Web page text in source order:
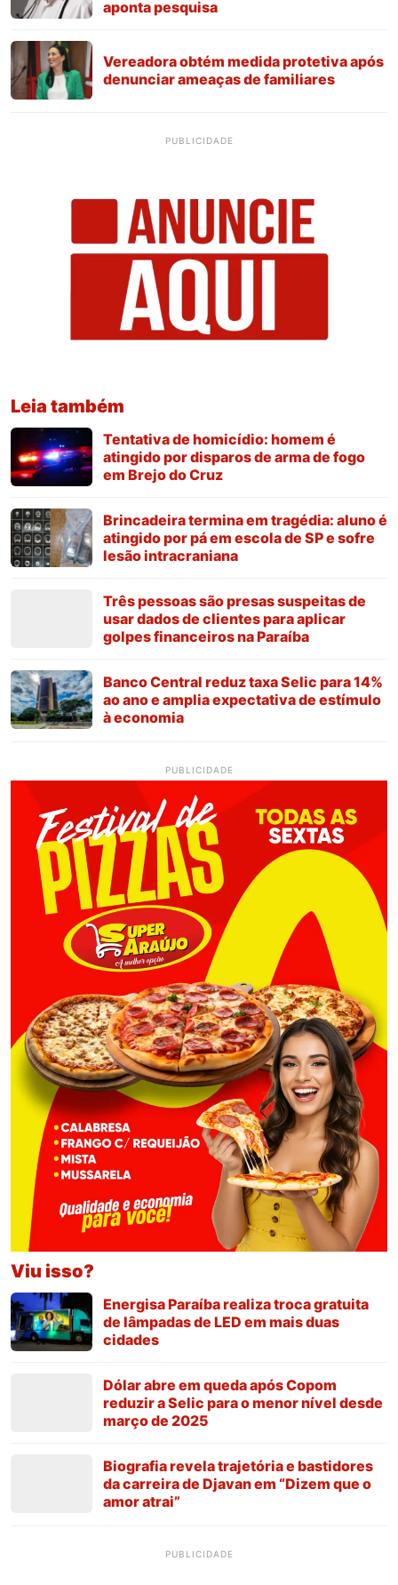
aponta pesquisa
Vereadora obtém medida protetiva após
denunciar ameaças de familiares
PUBLICIDADE
Leia também
Tentativa de homicídio: homem é
atingido por disparos de arma de fogo
em Brejo do Cruz
Brincadeira termina em tragédia: aluno é
atingido por pá em escola de SP e sofre
lesão intracraniana
Três pessoas são presas suspeitas de
usar dados de clientes para aplicar
golpes financeiros na Paraíba
Banco Central reduz taxa Selic para 14%
ao ano e amplia expectativa de estímulo
à economia
PUBLICIDADE
Viu isso?
Energisa Paraíba realiza troca gratuita
de lâmpadas de LED em mais duas
cidades
Dólar abre em queda após Copom
reduzir a Selic para o menor nível desde
março de 2025
Biografia revela trajetória e bastidores
da carreira de Djavan em “Dizem que o
amor atrai”
PUBLICIDADE